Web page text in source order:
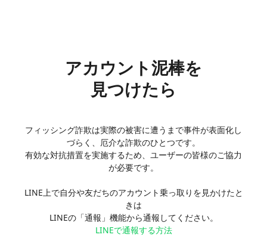
アカウント泥棒を
見つけたら
フィッシング詐欺は実際の被害に遭うまで事件が表面化し
づらく、厄介な詐欺のひとつです。
有効な対抗措置を実施するため、ユーザーの皆様のご協力
が必要です。
LINE上で自分や友だちのアカウント乗っ取りを見かけたと
きは
LINEの「通報」機能から通報してください。
LINEで通報する方法